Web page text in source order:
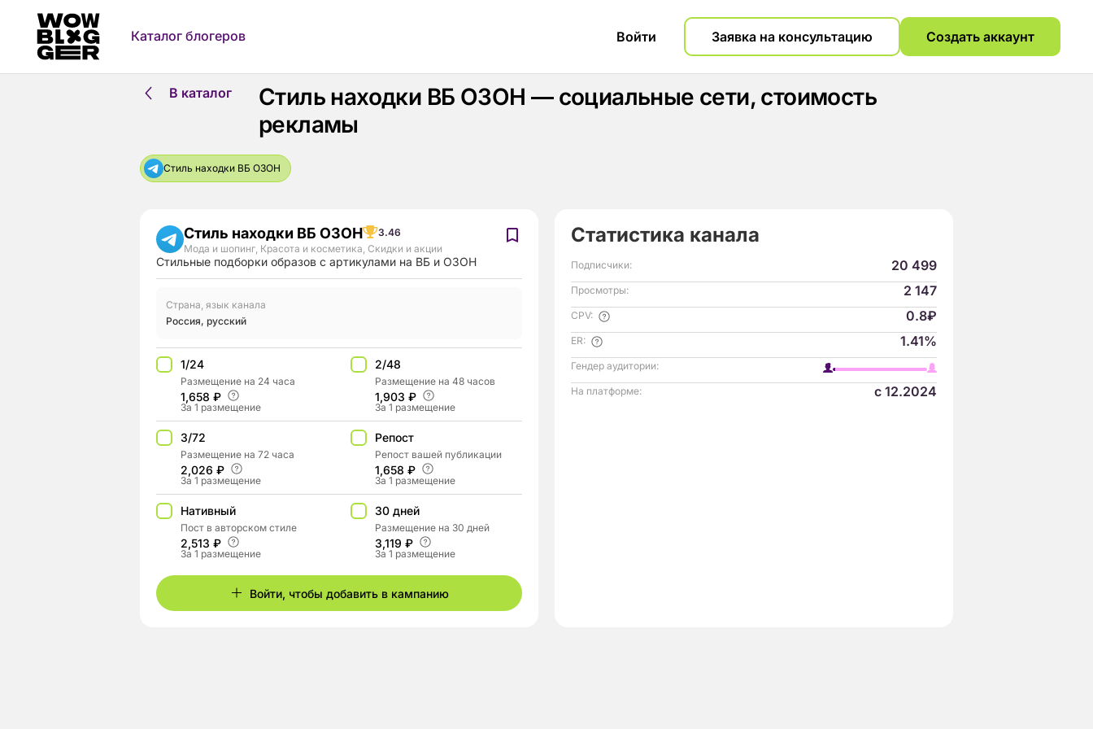
Каталог блогеров Войти Заявка на консультацию Создать аккаунт
В каталог
Стиль находки ВБ ОЗОН — социальные сети, стоимость
рекламы
Стиль находки ВБ ОЗОН
Стиль находки ВБ ОЗОН
3.46
Мода и шопинг, Красота и косметика, Скидки и акции
Стильные подборки образов с артикулами на ВБ и ОЗОН
Страна, язык канала
Россия, русский
1/24
Размещение на 24 часа
1,658 ₽
За 1 размещение
2/48
Размещение на 48 часов
1,903 ₽
За 1 размещение
3/72
Размещение на 72 часа
2,026 ₽
За 1 размещение
Репост
Репост вашей публикации
1,658 ₽
За 1 размещение
Нативный
Пост в авторском стиле
2,513 ₽
За 1 размещение
30 дней
Размещение на 30 дней
3,119 ₽
За 1 размещение
Войти, чтобы добавить в кампанию
Статистика канала
Подписчики: 20 499
Просмотры: 2 147
CPV: 0.8₽
ER: 1.41%
Гендер аудитории:
На платформе: с 12.2024